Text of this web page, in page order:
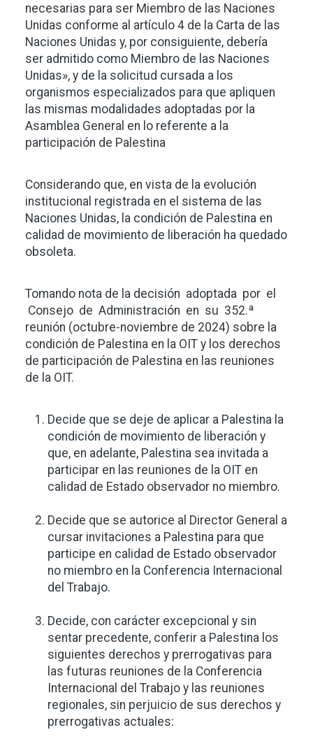
necesarias para ser Miembro de las Naciones
Unidas conforme al artículo 4 de la Carta de las
Naciones Unidas y, por consiguiente, debería
ser admitido como Miembro de las Naciones
Unidas», y de la solicitud cursada a los
organismos especializados para que apliquen
las mismas modalidades adoptadas por la
Asamblea General en lo referente a la
participación de Palestina
Considerando que, en vista de la evolución
institucional registrada en el sistema de las
Naciones Unidas, la condición de Palestina en
calidad de movimiento de liberación ha quedado
obsoleta.
Tomando nota de la decisión adoptada por el
Consejo de Administración en su 352.ª
reunión (octubre-noviembre de 2024) sobre la
condición de Palestina en la OIT y los derechos
de participación de Palestina en las reuniones
de la OIT.
Decide que se deje de aplicar a Palestina la
condición de movimiento de liberación y
que, en adelante, Palestina sea invitada a
participar en las reuniones de la OIT en
calidad de Estado observador no miembro.
Decide que se autorice al Director General a
cursar invitaciones a Palestina para que
participe en calidad de Estado observador
no miembro en la Conferencia Internacional
del Trabajo.
Decide, con carácter excepcional y sin
sentar precedente, conferir a Palestina los
siguientes derechos y prerrogativas para
las futuras reuniones de la Conferencia
Internacional del Trabajo y las reuniones
regionales, sin perjuicio de sus derechos y
prerrogativas actuales: